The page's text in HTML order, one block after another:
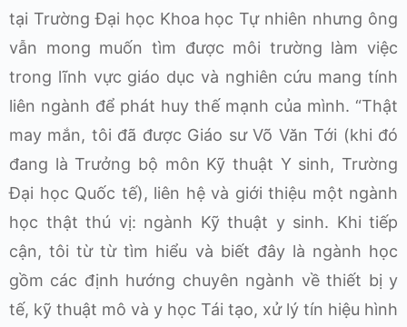
tại Trường Đại học Khoa học Tự nhiên nhưng ông
vẫn mong muốn tìm được môi trường làm việc
trong lĩnh vực giáo dục và nghiên cứu mang tính
liên ngành để phát huy thế mạnh của mình. “Thật
may mắn, tôi đã được Giáo sư Võ Văn Tới (khi đó
đang là Trưởng bộ môn Kỹ thuật Y sinh, Trường
Đại học Quốc tế), liên hệ và giới thiệu một ngành
học thật thú vị: ngành Kỹ thuật y sinh. Khi tiếp
cận, tôi từ từ tìm hiểu và biết đây là ngành học
gồm các định hướng chuyên ngành về thiết bị y
tế, kỹ thuật mô và y học Tái tạo, xử lý tín hiệu hình